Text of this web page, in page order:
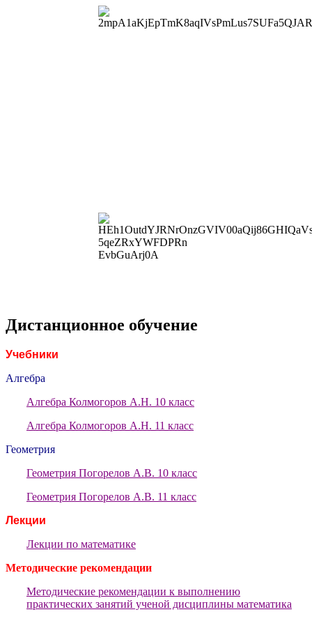
Дистанционное обучение
Учебники
Алгебра
Алгебра Колмогоров А.Н. 10 класс
Алгебра Колмогоров А.Н. 11 класс
Геометрия
Геометрия Погорелов А.В. 10 класс
Геометрия Погорелов А.В. 11 класс
Лекции
Лекции по математике
Методические рекомендации
Методические рекомендации к выполнению
практических занятий ученой дисциплины математика